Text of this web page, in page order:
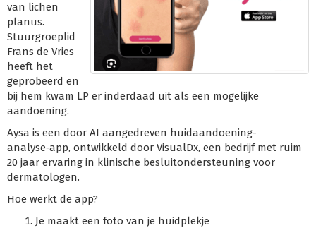
van lichen
planus.
Stuurgroeplid
Frans de Vries
heeft het
geprobeerd en
bij hem kwam LP er inderdaad uit als een mogelijke
aandoening.
Aysa is een door AI aangedreven huidaandoening-
analyse‑app, ontwikkeld door VisualDx, een bedrijf met ruim
20 jaar ervaring in klinische besluitondersteuning voor
dermatologen.
Hoe werkt de app?
Je maakt een foto van je huidplekje